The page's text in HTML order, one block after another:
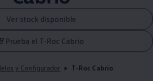
Ver stock disponible
Prueba el T-Roc Cabrio
y Configurador T-Roc Cabrio